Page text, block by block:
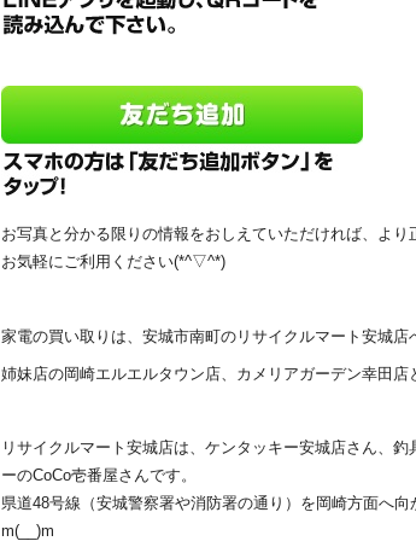
お写真と分かる限りの情報をおしえていただければ、より
お気軽にご利用ください(*^▽^*)
家電の買い取りは、安城市南町のリサイクルマート安城
姉妹店の岡崎エルエルタウン店、カメリアガーデン幸田
リサイクルマート安城店は、ケンタッキー安城店さん、
ーのCoCo壱番屋さんです。
県道48号線（安城警察署や消防署の通り）を岡崎方面へ
m(__)m